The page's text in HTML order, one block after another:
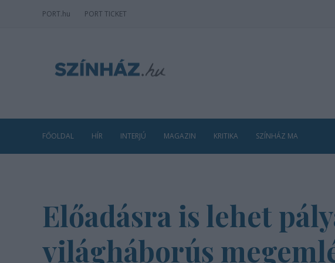
PORT.hu PORT TICKET
FŐOLDAL HÍR INTERJÚ MAGAZIN KRITIKA SZÍNHÁZ MA
Előadásra is lehet
világháborús